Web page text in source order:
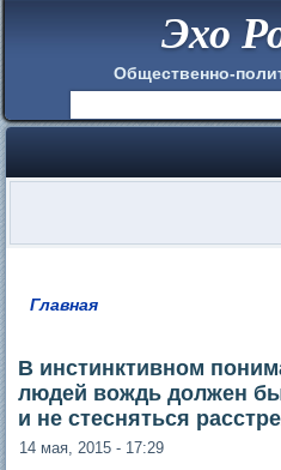
Эхо
Общественно-
Главная
В инстинктивном
людей вождь должен
и не стесняться
14 мая, 2015 - 17:29